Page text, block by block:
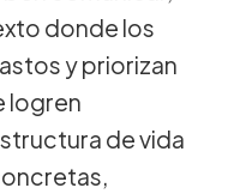
donde los
y priorizan
logren
de vida